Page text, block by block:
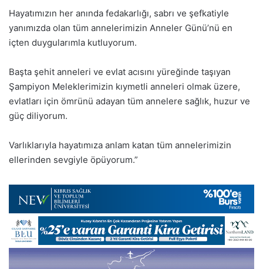
Hayatımızın her anında fedakarlığı, sabrı ve şefkatiyle
yanımızda olan tüm annelerimizin Anneler Günü’nü en
içten duygularımla kutluyorum.
Başta şehit anneleri ve evlat acısını yüreğinde taşıyan
Şampiyon Meleklerimizin kıymetli anneleri olmak üzere,
evlatları için ömrünü adayan tüm annelere sağlık, huzur ve
güç diliyorum.
Varlıklarıyla hayatımıza anlam katan tüm annelerimizin
ellerinden sevgiyle öpüyorum.”